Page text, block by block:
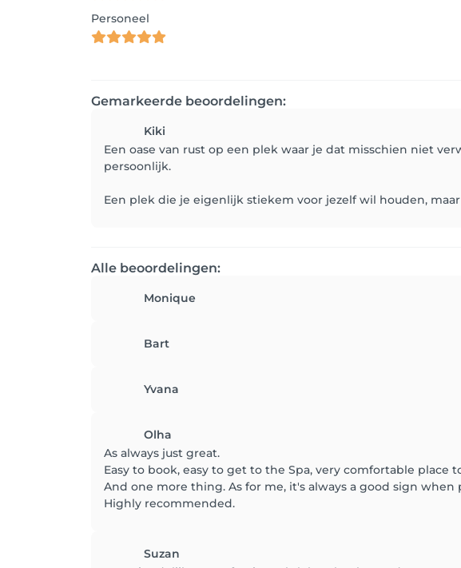
Personeel
Gemarkeerde beoordelingen:
Kiki
Een oase van rust op een plek waar je dat misschien niet
persoonlijk.
Alle beoordelingen:
Monique
Bart
Yvana
Olha
As always just great.
Easy to book, easy to get to the Spa, very comfortable place
And one more thing. As for me, it's always a good sign
Highly recommended.
Suzan